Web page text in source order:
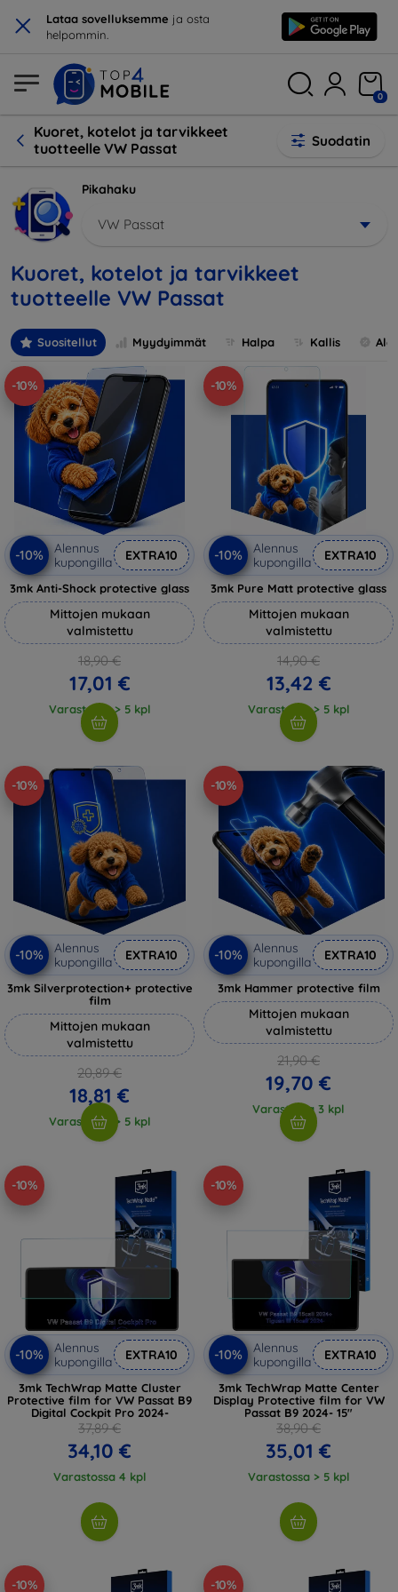
× Lataa sovelluksemme ja osta
helpommin.
0
Kuoret, kotelot ja tarvikkeet
tuotteelle VW Passat
Suodatin
Pikahaku
VW Passat
Kuoret, kotelot ja tarvikkeet
tuotteelle VW Passat
Suositellut Myydyimmät Halpa Kallis
-10%
-10%
Alennus
kupongilla
EXTRA10
3mk Anti-Shock protective glass
Mittojen mukaan
valmistettu
18,90 €
17,01 €
Varastossa > 5 kpl
-10%
-10%
Alennus
kupongilla
EXTRA10
3mk Pure Matt protective glass
Mittojen mukaan
valmistettu
14,90 €
13,42 €
Varastossa > 5 kpl
-10%
-10%
Alennus
kupongilla
EXTRA10
3mk Silverprotection+ protective
film
Mittojen mukaan
valmistettu
20,89 €
18,81 €
Varastossa > 5 kpl
-10%
-10%
Alennus
kupongilla
EXTRA10
3mk Hammer protective film
Mittojen mukaan
valmistettu
21,90 €
19,70 €
Varastossa 3 kpl
-10%
-10%
Alennus
kupongilla
EXTRA10
3mk TechWrap Matte Cluster
Protective film for VW Passat B9
Digital Cockpit Pro 2024-
37,89 €
34,10 €
Varastossa 4 kpl
-10%
-10%
Alennus
kupongilla
EXTRA10
3mk TechWrap Matte Center
Display Protective film for VW
Passat B9 2024- 15"
38,90 €
35,01 €
Varastossa > 5 kpl
-10% -10%